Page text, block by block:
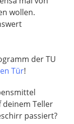
wollen.
der TU
Tür!
Teller
passiert?